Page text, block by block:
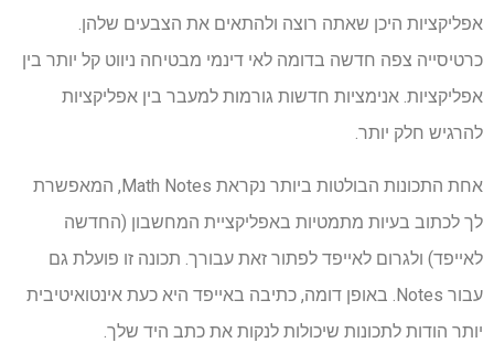
אפליקציות היכן שאתה רוצה ולהתאים את הצבעים שלהן.
כרטיסייה צפה חדשה בדומה לאי דינמי מבטיחה ניווט קל יותר בין
אפליקציות. אנימציות חדשות גורמות למעבר בין אפליקציות
להרגיש חלק יותר.
אחת התכונות הבולטות ביותר נקראת Math Notes, המאפשרת
לך לכתוב בעיות מתמטיות באפליקציית המחשבון (החדשה
לאייפד) ולגרום לאייפד לפתור זאת עבורך. תכונה זו פועלת גם
עבור Notes. באופן דומה, כתיבה באייפד היא כעת אינטואיטיבית
יותר הודות לתכונות שיכולות לנקות את כתב היד שלך.